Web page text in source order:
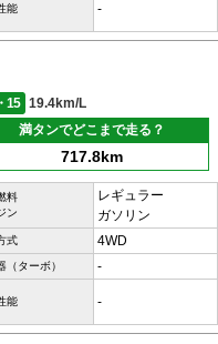
能 -
15
19.4km/L
満タンでどこまで走る？
717.8km
料
ン
レギュラー
ガソリン
式 4WD
（ターボ） -
能 -